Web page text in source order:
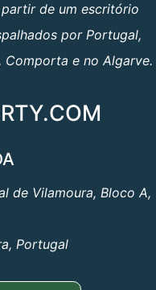
partir de um escritório
por Portugal,
Comporta e no Algarve.
de Vilamoura, Bloco A,
Portugal